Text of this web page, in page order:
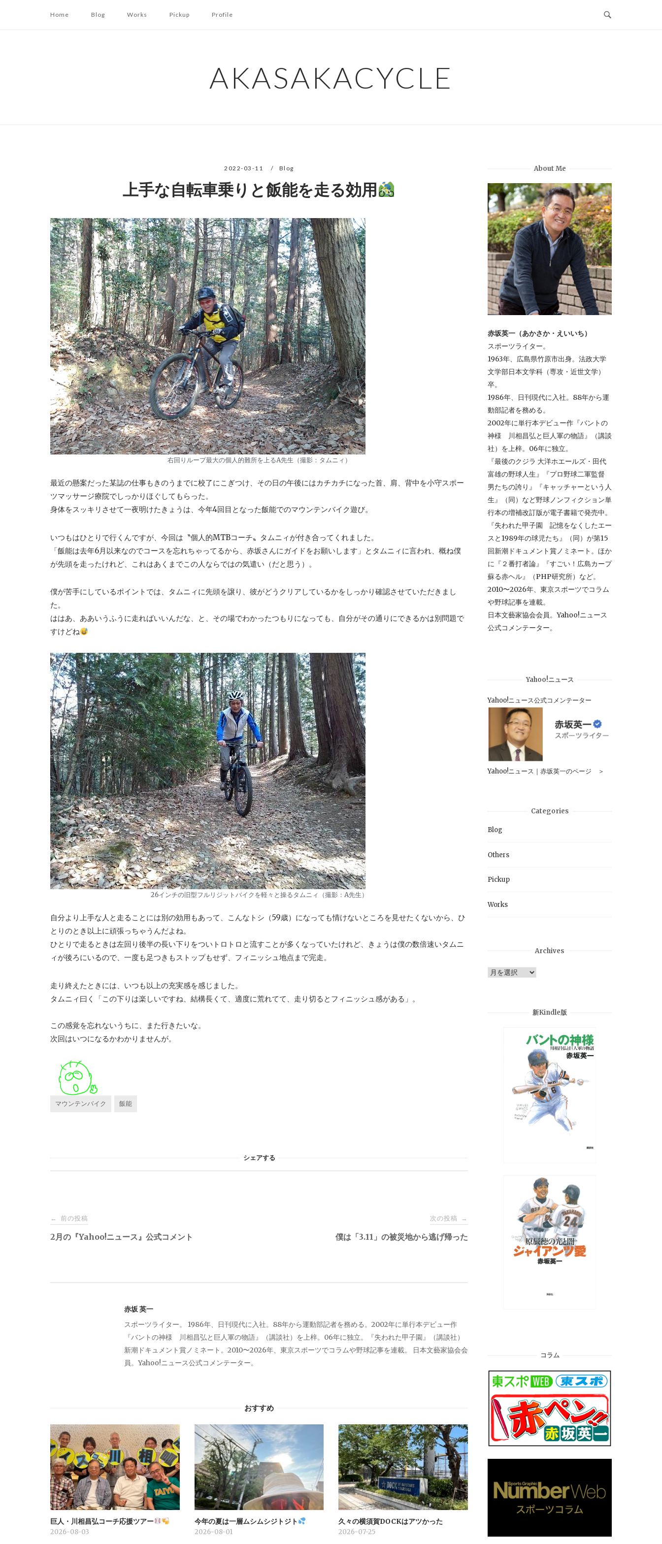
Home Blog Works Pickup Profile
AKASAKACYCLE
2022-03-11 Blog
上手な自転車乗りと飯能を走る効用
右回りループ最大の個人的難所を上るA先生（撮影：タムニィ）
最近の懸案だった某誌の仕事もきのうまでに校了にこぎつけ、その日の午後にはカチカチになった首、肩、背中を小守スポー
ツマッサージ療院でしっかりほぐしてもらった。
身体をスッキリさせて一夜明けたきょうは、今年4回目となった飯能でのマウンテンバイク遊び。
いつもはひとりで行くんですが、今回は〝個人的MTBコーチ〟タムニィが付き合ってくれました。
「飯能は去年6月以来なのでコースを忘れちゃってるから、赤坂さんにガイドをお願いします」とタムニィに言われ、概ね僕
が先頭を走ったけれど、これはあくまでこの人ならではの気遣い（だと思う）。
僕が苦手にしているポイントでは、タムニィに先頭を譲り、彼がどうクリアしているかをしっかり確認させていただきまし
た。
ははあ、ああいうふうに走ればいいんだな、と、その場でわかったつもりになっても、自分がその通りにできるかは別問題で
すけどね
26インチの旧型フルリジットバイクを軽々と操るタムニィ（撮影：A先生）
自分より上手な人と走ることには別の効用もあって、こんなトシ（59歳）になっても情けないところを見せたくないから、ひ
とりのとき以上に頑張っちゃうんだよね。
ひとりで走るときは左回り後半の長い下りをついトロトロと流すことが多くなっていたけれど、きょうは僕の数倍速いタムニ
ィが後ろにいるので、一度も足つきもストップもせず、フィニッシュ地点まで完走。
走り終えたときには、いつも以上の充実感を感じました。
タムニィ曰く「この下りは楽しいですね、結構長くて、適度に荒れてて、走り切るとフィニッシュ感がある」。
この感覚を忘れないうちに、また行きたいな。
次回はいつになるかわかりませんが。
マウンテンバイク 飯能
シェアする
投
稿
ン
← 前の投稿
2月の『Yahoo!ニュース』公式コメント
次の投稿 →
僕は「3.11」の被災地から逃げ帰った
赤坂 英一
スポーツライター。 1986年、日刊現代に入社。88年から運動部記者を務める。2002年に単行本デビュー作
『バントの神様 川相昌弘と巨人軍の物語』（講談社）を上梓。06年に独立。『失われた甲子園』（講談社）
新潮ドキュメント賞ノミネート。2010〜2026年、東京スポーツでコラムや野球記事を連載。 日本文藝家協会会
員。Yahoo!ニュース公式コメンテーター。
おすすめ
巨人・川相昌弘コーチ応援ツアー
2026-08-03
今年の夏は一層ムシムシジトジト
2026-08-01
久々の横須賀DOCKはアツかった
2026-07-25
About Me
赤坂英一（あかさか・えいいち）
スポーツライター。
1963年、広島県竹原市出身。法政大学
文学部日本文学科（専攻・近世文学）
卒。
1986年、日刊現代に入社。88年から運
動部記者を務める。
2002年に単行本デビュー作『バントの
神様 川相昌弘と巨人軍の物語』（講談
社）を上梓。06年に独立。
『最後のクジラ 大洋ホエールズ・田代
富雄の野球人生』『プロ野球二軍監督
男たちの誇り』『キャッチャーという人
生』（同）など野球ノンフィクション単
行本の増補改訂版が電子書籍で発売中。
『失われた甲子園 記憶をなくしたエー
スと1989年の球児たち』（同）が第15
回新潮ドキュメント賞ノミネート。ほか
に『２番打者論』『すごい！広島カープ
蘇る赤ヘル』（PHP研究所）など。
2010〜2026年、東京スポーツでコラム
や野球記事を連載。
日本文藝家協会会員。Yahoo!ニュース
公式コメンテーター。
Yahoo!ニュース
Yahoo!ニュース公式コメンテーター
Yahoo!ニュース｜赤坂英一のページ ＞
Categories
Blog
Others
Pickup
Works
Archives
Archives
新Kindle版
コラム